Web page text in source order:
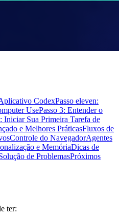
CodexPasso eleven:
UsePasso 3: Entender o
Iniciar Sua Primeira Tarefa de
e Melhores PráticasFluxos de
Controle do NavegadorAgentes
e MemóriaDicas de
de ProblemasPróximos
ter: